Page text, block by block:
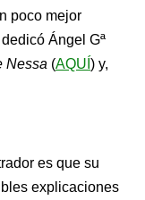
poco mejor
Ángel Gª
Nessa (AQUÍ ) y,
es que su
explicaciones